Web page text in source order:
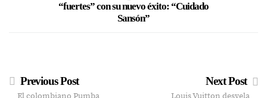
“fuertes” con su nuevo éxito: “Cuidado
Sansón”
Previous Post Next Post